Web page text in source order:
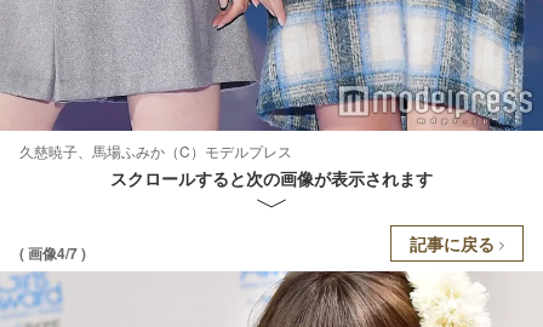
久慈暁子、馬場ふみか（C）モデルプレス
スクロールすると次の画像が表示されます
( 画像4/7 ) 記事に戻る